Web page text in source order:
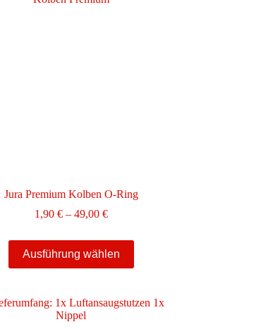
Jura Premium Kolben O-Ring
1,90 € – 49,00 €Preisspanne:
bis
49,00 €
Ausführung wählen
Produkt
weist
Varianten
auf.
Die